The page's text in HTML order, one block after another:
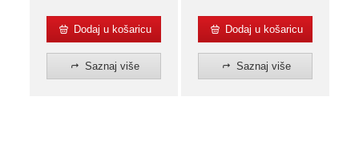
Dodaj u košaricu
Saznaj više
Dodaj u košaricu
Saznaj više